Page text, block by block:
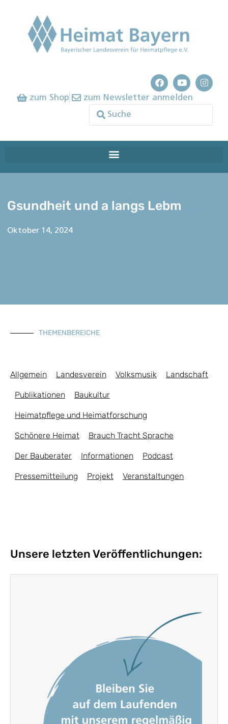
zum Shop zum Newsletter anmelden
Gsundheit und a langs Lebm
Oktober 14, 2024
THEMENBEREICHE
Allgemein Landesverein Volksmusik Landschaft
Publikationen Baukultur
Heimatpflege und Heimatforschung
Schönere Heimat Brauch Tracht Sprache
Der Bauberater Informationen Podcast
Pressemitteilung Projekt Veranstaltungen
Unsere letzten Veröffentlichungen: